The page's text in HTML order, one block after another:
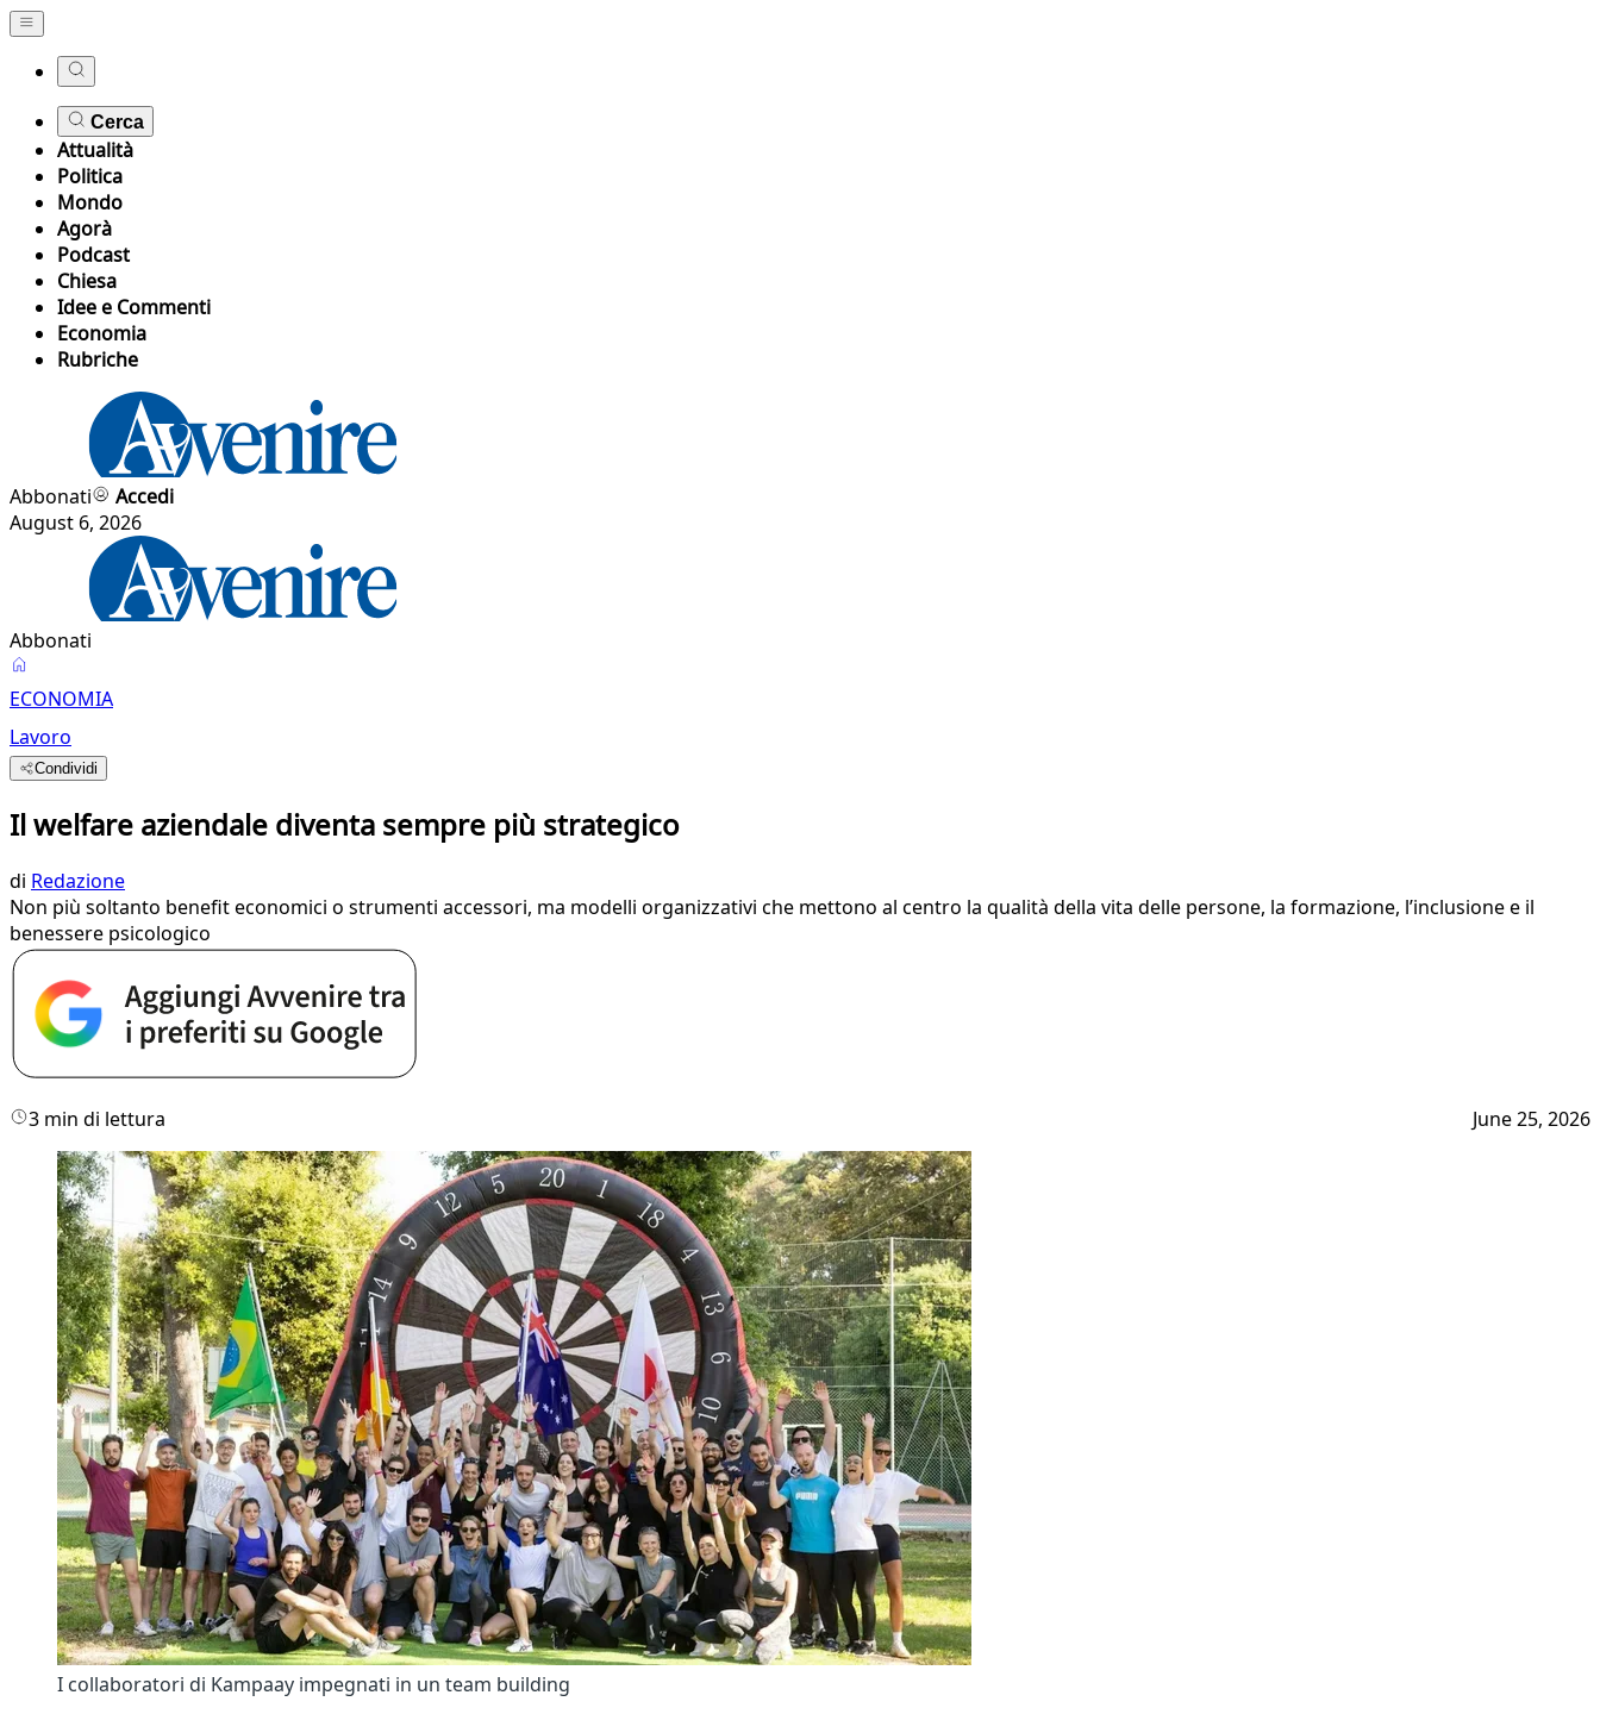
Cerca
Attualità
Politica
Mondo
Agorà
Podcast
Chiesa
Idee e Commenti
Economia
Rubriche
Abbonati
Accedi
August 6, 2026
Abbonati
ECONOMIA
Lavoro
Condividi
Il welfare aziendale diventa sempre più strategico
di Redazione
Non più soltanto benefit economici o strumenti accessori, ma modelli organizzativi che mettono al centro la qualità della vita delle persone, la formazione, l’inclusione e il
benessere psicologico
3 min di lettura June 25, 2026
I collaboratori di Kampaay impegnati in un team building